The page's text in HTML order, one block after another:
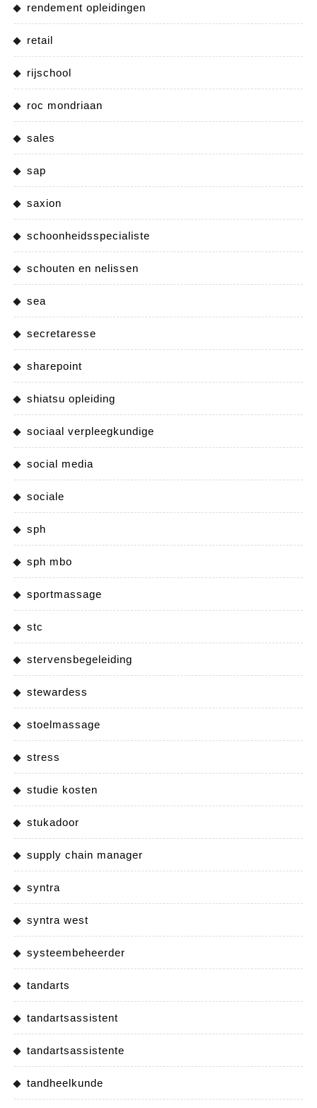
rendement opleidingen
retail
rijschool
roc mondriaan
sales
sap
saxion
schoonheidsspecialiste
schouten en nelissen
sea
secretaresse
sharepoint
shiatsu opleiding
sociaal verpleegkundige
social media
sociale
sph
sph mbo
sportmassage
stc
stervensbegeleiding
stewardess
stoelmassage
stress
studie kosten
stukadoor
supply chain manager
syntra
syntra west
systeembeheerder
tandarts
tandartsassistent
tandartsassistente
tandheelkunde